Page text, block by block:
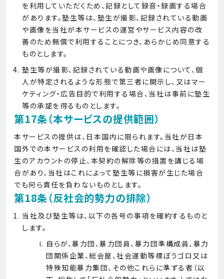
を利用していただくため、記録として録音・録画する場合
があります。塾生等は、塾生が撮影、記録されている動画
や画像を当社が本サービスの運営やサービス内容の改
善のため無償で利用することにつき、あらかじめ同意する
ものとします。
塾生等が撮影、記録されている動画や画像について、個
人が特定されるような形態で第三者に開示し、又はマー
ケティング・広告目的で利用する場合、当社は事前に塾生
等の承諾を得るものとします。
第17条（本サービスの提供範囲）
本サービスの提供は、日本国内に限られます。当社が日本
国外での本サービスの利用を確認した場合には、当社は塾
生のアカウントの停止、本契約の解除等の措置を講じる場
合があり、当社はこれによって塾生等に損害が生じた場合
でも何ら責任を負わないものとします。
第18条（反社会的勢力の排除）
当社及び塾生等は、以下の各号の事項を確約するものと
します。
自らが、暴力団、暴力団員、暴力団準構成員、暴力
団関係企業、総会屋、社会運動等標ぼうゴロ又は
特殊知能暴力集団、その他これらに準ずる者（以